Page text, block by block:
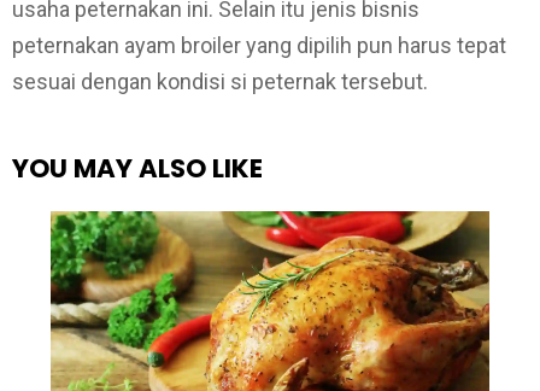
usaha peternakan ini. Selain itu jenis bisnis
peternakan ayam broiler yang dipilih pun harus tepat
sesuai dengan kondisi si peternak tersebut.
YOU MAY ALSO LIKE